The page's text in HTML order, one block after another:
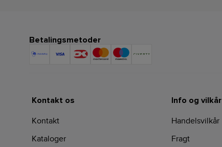
Betalingsmetoder
Kontakt os
Kontakt
Kataloger
Info og vilkår
Handelsvilkår
Fragt